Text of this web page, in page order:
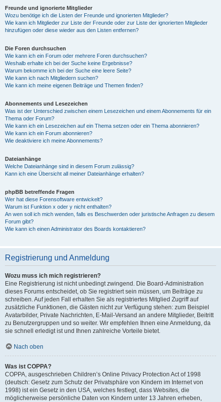
Freunde und ignorierte Mitglieder
Wozu benötige ich die Listen der Freunde und ignorierten Mitglieder?
Wie kann ich Mitglieder zur Liste der Freunde oder zur Liste der ignorierten Mitglieder
hinzufügen oder diese wieder aus den Listen entfernen?
Die Foren durchsuchen
Wie kann ich ein Forum oder mehrere Foren durchsuchen?
Weshalb erhalte ich bei der Suche keine Ergebnisse?
Warum bekomme ich bei der Suche eine leere Seite?
Wie kann ich nach Mitgliedern suchen?
Wie kann ich meine eigenen Beiträge und Themen finden?
Abonnements und Lesezeichen
Was ist der Unterschied zwischen einem Lesezeichen und einem Abonnements für ein
Thema oder Forum?
Wie kann ich ein Lesezeichen auf ein Thema setzen oder ein Thema abonnieren?
Wie kann ich ein Forum abonnieren?
Wie deaktiviere ich meine Abonnements?
Dateianhänge
Welche Dateianhänge sind in diesem Forum zulässig?
Kann ich eine Übersicht all meiner Dateianhänge erhalten?
phpBB betreffende Fragen
Wer hat diese Forensoftware entwickelt?
Warum ist Funktion x oder y nicht enthalten?
An wen soll ich mich wenden, falls es Beschwerden oder juristische Anfragen zu diesem
Forum gibt?
Wie kann ich einen Administrator des Boards kontaktieren?
Registrierung und Anmeldung
Wozu muss ich mich registrieren?
Eine Registrierung ist nicht unbedingt zwingend. Die Board-Administration
dieses Forums entscheidet, ob Sie registriert sein müssen, um Beiträge zu
schreiben. Auf jeden Fall erhalten Sie als registriertes Mitglied Zugriff auf
zusätzliche Funktionen, die Gästen nicht zur Verfügung stehen: zum Beispiel
Avatarbilder, Private Nachrichten, E-Mail-Versand an andere Mitglieder, Beitritt
zu Benutzergruppen und so weiter. Wir empfehlen Ihnen eine Anmeldung, da
sie schnell erledigt ist und Ihnen zahlreiche Vorteile bietet.
Nach oben
Was ist COPPA?
COPPA, ausgeschrieben Children’s Online Privacy Protection Act of 1998
(deutsch: Gesetz zum Schutz der Privatsphäre von Kindern im Internet von
1998) ist ein Gesetz in den USA, welches festlegt, dass Websites, die
möglicherweise persönliche Daten von Kindern unter 13 Jahren erheben,